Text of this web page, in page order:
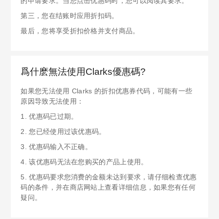
第三，您在结账时应用折扣码。
最后，您将享受折扣价格并支付商品。
爲什麽無法使用Clarks優惠碼?
如果您无法使用 Clarks 的折扣优惠券代码，可能有一些
原因导致无法使用：
1. 优惠码已过期。
2. 您已经使用过该优惠码。
3. 优惠码输入不正确。
4. 该优惠码无法在您购买的产品上使用。
5. 优惠码要求您消费的金额未达到要求，请仔细检查优惠
码的条件，并在商店网站上查看详细信息，如果您有任何
疑问。